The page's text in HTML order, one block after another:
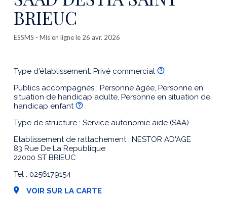
BRIEUC
ESSMS - Mis en ligne le 26 avr. 2026
Type d'établissement: Privé commercial
Publics accompagnés : Personne âgée, Personne en
situation de handicap adulte, Personne en situation de
handicap enfant
Type de structure : Service autonomie aide (SAA)
Etablissement de rattachement : NESTOR AD'AGE
83 Rue De La Republique
22000 ST BRIEUC
Tel : 0256179154
VOIR SUR LA CARTE